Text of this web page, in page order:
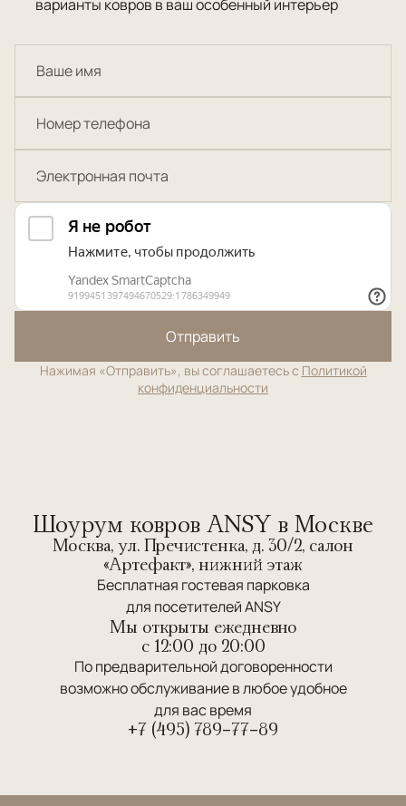
варианты ковров в ваш особенный интерьер
Отправить
Нажимая «Отправить», вы соглашаетесь с Политикой
конфиденциальности
Шоурум ковров ANSY в Москве
Москва, ул. Пречистенка, д. 30/2, салон
«Артефакт», нижний этаж
Бесплатная гостевая парковка
для посетителей ANSY
Мы открыты ежедневно
c 12:00 до 20:00
По предварительной договоренности
возможно обслуживание в любое удобное
для вас время
+7 (495) 789-77-89